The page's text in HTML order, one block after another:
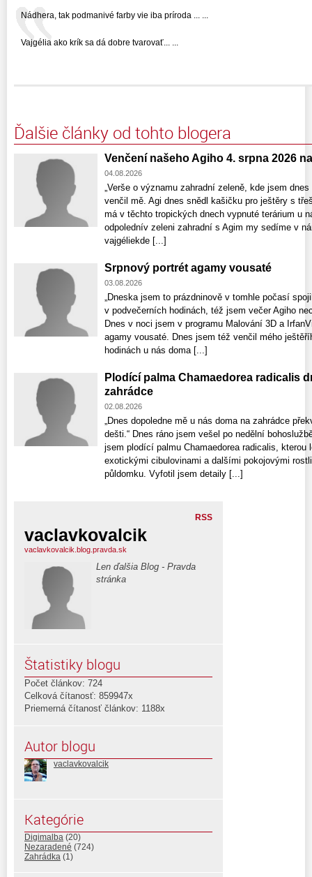
Nádhera, tak podmanivé farby vie iba príroda ... ...
Vajgélia ako krík sa dá dobre tvarovať... ...
Ďalšie články od tohto blogera
Venčení našeho Agiho 4. srpna 2026
04.08.2026
„Verše o významu zahradní zeleně, kde jsem
venčil mě. Agi dnes snědl kašičku pro ještěry s
má v těchto tropických dnech vypnuté terárium u
odpolednív zeleni zahradní s Agim my sedíme v
vajgéliekde [...]
Srpnový portrét agamy vousaté
03.08.2026
„Dneska jsem to prázdninově v tomhle počasí
v podvečerních hodinách, též jsem večer Agiho
Dnes v noci jsem v programu Malování 3D a
agamy vousaté. Dnes jsem též venčil mého
hodinách u nás doma [...]
Plodící palma Chamaedorea radicalis
zahrádce
02.08.2026
„Dnes dopoledne mě u nás doma na zahrádce
dešti.“ Dnes ráno jsem vešel po nedělní
jsem plodící palmu Chamaedorea radicalis, kterou
exotickými cibulovinami a dalšími pokojovými
půldomku. Vyfotil jsem detaily [...]
RSS
vaclavkovalcik
vaclavkovalcik.blog.pravda.sk
Len ďalšia Blog - Pravda
stránka
Štatistiky blogu
Počet článkov: 724
Celková čítanosť: 859947x
Priemerná čítanosť článkov: 1188x
Autor blogu
vaclavkovalcik
Kategórie
Digimalba (20)
Nezaradené (724)
Zahrádka (1)